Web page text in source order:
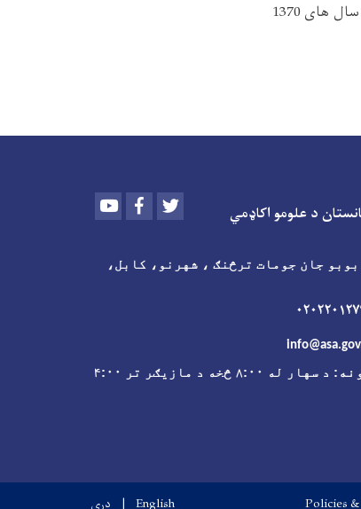
میوه جات ولایات پروان و کاپیسا مورد بررسی ومطالعه قرار گرفته تا اثرات ناگوار تغییرات اقلیمی طی سال های 1370
د علومو اکاډمي Youtube Facebook
جان جومات ترڅنګ ، شهرنو، کابل،
: د سهار له ۸:۰۰ څخه د مازیګر تر ۴:۰۰
Policies
English دری